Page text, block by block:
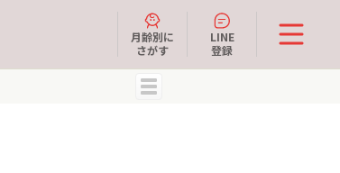
月齢別に
さがす
LINE
登録